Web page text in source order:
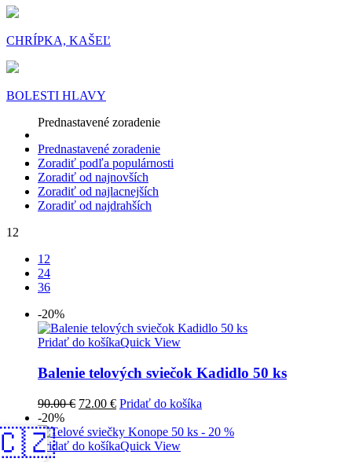
CHRÍPKA, KAŠEĽ
BOLESTI HLAVY
Prednastavené zoradenie
Prednastavené zoradenie
Zoradiť podľa populárnosti
Zoradiť od najnovších
Zoradiť od najlacnejších
Zoradiť od najdrahších
12
12
24
36
-20%
Pridať do košíkaQuick View
Balenie telových sviečok Kadidlo 50 ks
90.00€ Pôvodná
bola:
90.00 €.
72.00 €Aktuálna
je:
72.00 €.
Pridať do košíka
-20%
Pridať do košíkaQuick View